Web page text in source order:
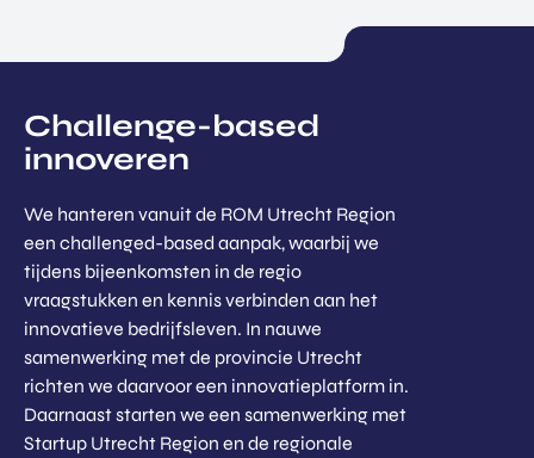
Challenge-based
innoveren
We hanteren vanuit de ROM Utrecht Region
een challenged-based aanpak, waarbij we
tijdens bijeenkomsten in de regio
vraagstukken en kennis verbinden aan het
innovatieve bedrijfsleven. In nauwe
samenwerking met de provincie Utrecht
richten we daarvoor een innovatieplatform in.
Daarnaast starten we een samenwerking met
Startup Utrecht Region en de regionale